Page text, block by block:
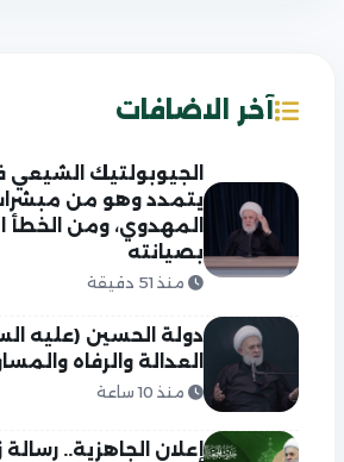
آخر الاضافات
الجيوبولتيك
يتمدد وهو من
المهدوي، ومن الخطأ
بصيانته
منذ 51 دقيقة
دولة الحسين (عليه
العدالة والرفاه
منذ 10 ساعة
إعلان الجاهزية.. رسالة